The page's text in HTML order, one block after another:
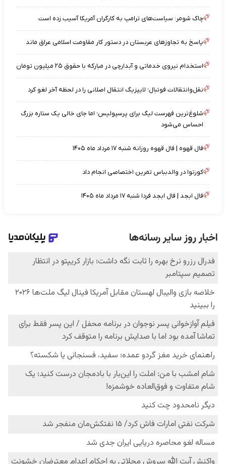
چاک شومر: سیاست‌های ترامپ به کارگران آمریکا آسیب زده است
پاسخ به تجاوزهای عربستان در دستور کار مقاومت اسلامی عراق ماند
استخدام نیروی خدماتی و آبدارچی در مبارکه با حقوق ۲۵ میلیون تومان
نقل‌وانتقالات فوتبال؛ لایپزیگ انتقال اصلانی را در لحظه آخر لغو کرد
شلوغ‌ترین فهرست لیگ برای پرسپولیس؛ اما جای خالی یک ستاره بزرگ
احساس می‌شود
فال قهوه | فال قهوه روزانه شنبه ۱۷ مرداد ماه ۱۴۰۵
کورتوا در والدبباس تمرین اختصاصی انجام داد
فال ابجد | فال ابجد فردا شنبه ۱۷ مرداد ماه ۱۴۰۵